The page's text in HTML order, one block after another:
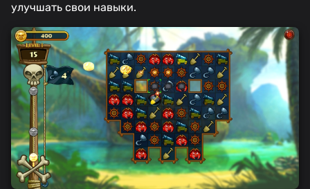
улучшать свои навыки.